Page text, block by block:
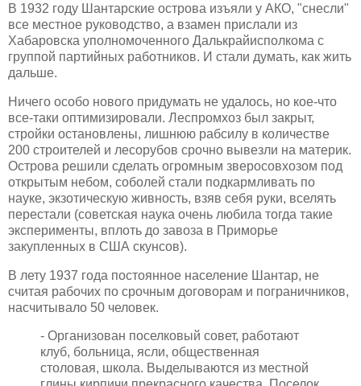
В 1932 году Шантарские острова изъяли у АКО, "снесли"
все местное руководство, а взамен прислали из
Хабаровска уполномоченного Далькрайисполкома с
группой партийных работников. И стали думать, как жить
дальше.
Ничего особо нового придумать не удалось, но кое-что
все-таки оптимизировали. Леспромхоз был закрыт,
стройки остановлены, лишнюю рабсилу в количестве
200 строителей и лесорубов срочно вывезли на материк.
Острова решили сделать огромным зверосовхозом под
открытым небом, соболей стали подкармливать по
науке, экзотическую живность, взяв себя руки, вселять
перестали (советская наука очень любила тогда такие
эксперименты, вплоть до завоза в Приморье
закупленных в США скунсов).
В лету 1937 года постоянное население Шантар, не
считая рабочих по срочным договорам и пограничников,
насчитывало 50 человек.
- Организован поселковый совет, работают
клуб, больница, ясли, общественная
столовая, школа. Выделываются из местной